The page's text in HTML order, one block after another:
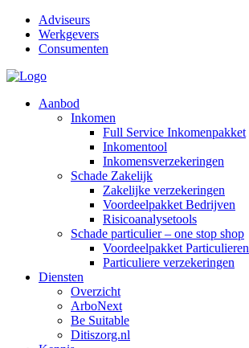
Adviseurs
Werkgevers
Consumenten
Aanbod
Inkomen
Full Service Inkomenpakket
Inkomentool
Inkomensverzekeringen
Schade Zakelijk
Zakelijke verzekeringen
Voordeelpakket Bedrijven
Risicoanalysetools
Schade particulier – one stop shop
Voordeelpakket Particulieren
Particuliere verzekeringen
Diensten
Overzicht
ArboNext
Be Suitable
Ditiszorg.nl